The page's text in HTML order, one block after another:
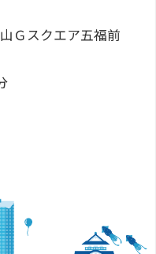
Ｇスクエア五福前